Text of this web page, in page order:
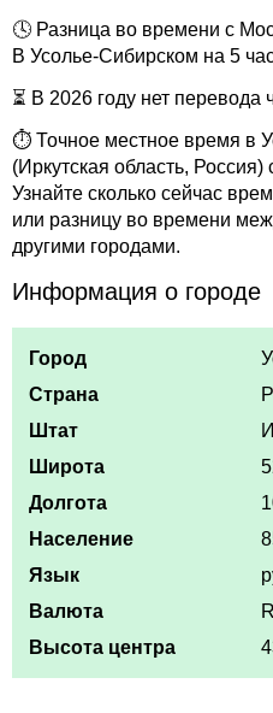
🕓 Разница во времени с
В Усолье-Сибирском на 5
⏳ В 2026 году нет перевода
⏱ Точное местное время в
(Иркутская область,
Узнайте сколько сейчас
или разницу во времени
другими городами.
Информация о городе
Город
Страна
Штат
Широта
Долгота
Население
Язык
Валюта
Высота центра